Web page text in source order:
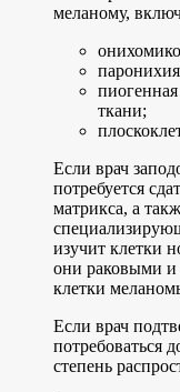
меланому,
ткани;
Если врач
потребуется
матрикса, а
изучит клетки
они раковыми и
клетки
Если врач
потребоваться
степень